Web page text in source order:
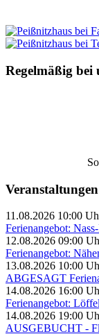
Regelmäßig bei
11.08.2026 10:00
Ferienangebot:
12.08.2026 09:00
Ferienangebot:
13.08.2026 10:00
ABGESAGT
14.08.2026 16:00
Ferienangebot:
14.08.2026 19:00
AUSGEBUCHT -